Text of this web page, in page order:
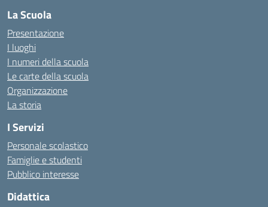
La Scuola
Presentazione
I luoghi
I numeri della scuola
Le carte della scuola
Organizzazione
La storia
I Servizi
Personale scolastico
Famiglie e studenti
Pubblico interesse
Didattica